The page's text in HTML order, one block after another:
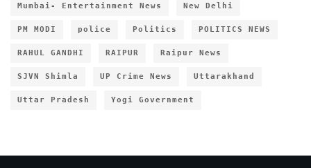
Mumbai- Entertainment News New Delhi
PM MODI police Politics POLITICS NEWS
RAHUL GANDHI RAIPUR Raipur News
SJVN Shimla UP Crime News Uttarakhand
Uttar Pradesh Yogi Government